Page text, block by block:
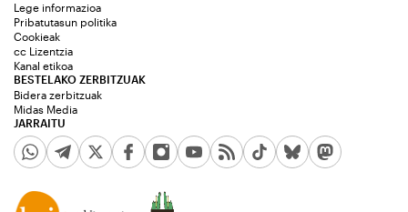
JARRAITU
Lege informazioa
Pribatutasun politika
Cookieak
cc Lizentzia
Kanal etikoa
BESTELAKO ZERBITZUAK
Bidera zerbitzuak
Midas Media